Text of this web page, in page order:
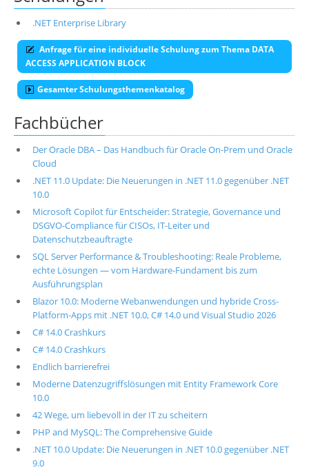
.NET Enterprise Library
Anfrage für eine individuelle Schulung zum Thema DATA
ACCESS APPLICATION BLOCK
Gesamter Schulungsthemenkatalog
Fachbücher
Der Oracle DBA – Das Handbuch für Oracle On-Prem und Oracle
Cloud
.NET 11.0 Update: Die Neuerungen in .NET 11.0 gegenüber .NET
10.0
Microsoft Copilot für Entscheider: Strategie, Governance und
DSGVO-Compliance für CISOs, IT-Leiter und
Datenschutzbeauftragte
SQL Server Performance & Troubleshooting: Reale Probleme,
echte Lösungen — vom Hardware-Fundament bis zum
Ausführungsplan
Blazor 10.0: Moderne Webanwendungen und hybride Cross-
Platform-Apps mit .NET 10.0, C# 14.0 und Visual Studio 2026
C# 14.0 Crashkurs
C# 14.0 Crashkurs
Endlich barrierefrei
Moderne Datenzugriffslösungen mit Entity Framework Core
10.0
42 Wege, um liebevoll in der IT zu scheitern
PHP and MySQL: The Comprehensive Guide
.NET 10.0 Update: Die Neuerungen in .NET 10.0 gegenüber .NET
9.0